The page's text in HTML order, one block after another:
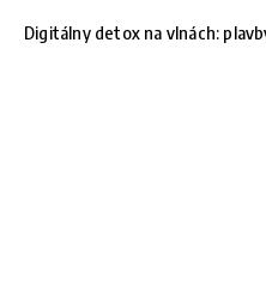
Digitálny detox na vlnách: